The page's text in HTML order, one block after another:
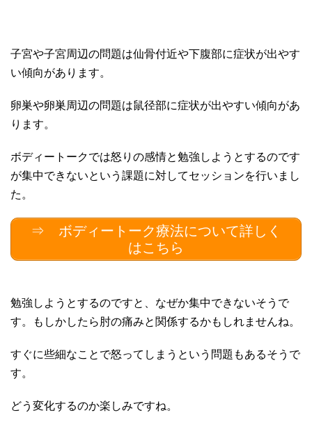
子宮や子宮周辺の問題は仙骨付近や下腹部に症状が出やす
い傾向があります。
卵巣や卵巣周辺の問題は鼠径部に症状が出やすい傾向があ
ります。
ボディートークでは怒りの感情と勉強しようとするのです
が集中できないという課題に対してセッションを行いまし
た。
⇒ ボディートーク療法について詳しく
はこちら
勉強しようとするのですと、なぜか集中できないそうで
す。もしかしたら肘の痛みと関係するかもしれませんね。
すぐに些細なことで怒ってしまうという問題もあるそうで
す。
どう変化するのか楽しみですね。